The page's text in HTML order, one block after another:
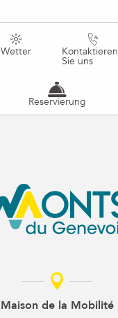
Wetter Kontaktieren
Sie uns
Reservierung
Maison de la Mobilité